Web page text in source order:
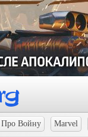
Про Войну Marvel